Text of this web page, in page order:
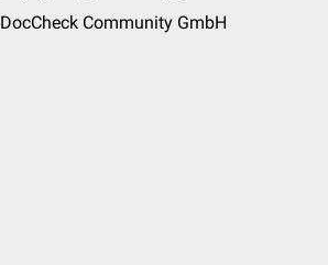
DocCheck Community GmbH